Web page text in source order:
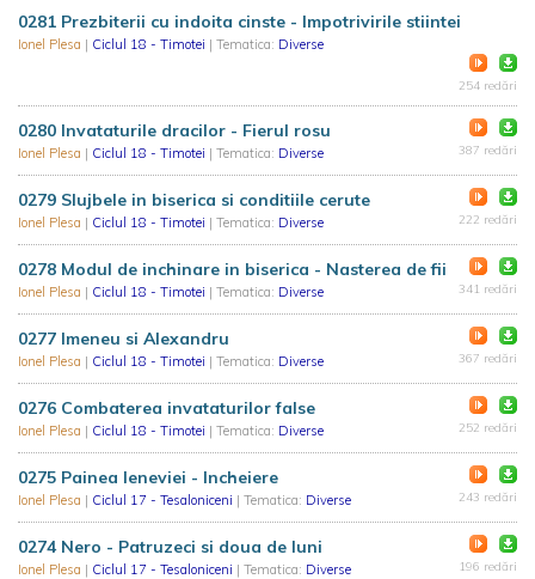
0281 Prezbiterii cu indoita cinste - Impotrivirile stiintei
Ionel Plesa | Ciclul 18 - Timotei | Tematica: Diverse
254 redări
0280 Invataturile dracilor - Fierul rosu
Ionel Plesa | Ciclul 18 - Timotei | Tematica: Diverse 387 redări
0279 Slujbele in biserica si conditiile cerute
Ionel Plesa | Ciclul 18 - Timotei | Tematica: Diverse 222 redări
0278 Modul de inchinare in biserica - Nasterea de fii
Ionel Plesa | Ciclul 18 - Timotei | Tematica: Diverse 341 redări
0277 Imeneu si Alexandru
Ionel Plesa | Ciclul 18 - Timotei | Tematica: Diverse 367 redări
0276 Combaterea invataturilor false
Ionel Plesa | Ciclul 18 - Timotei | Tematica: Diverse 252 redări
0275 Painea leneviei - Incheiere
Ionel Plesa | Ciclul 17 - Tesaloniceni | Tematica: Diverse 243 redări
0274 Nero - Patruzeci si doua de luni
Ionel Plesa | Ciclul 17 - Tesaloniceni | Tematica: Diverse 196 redări